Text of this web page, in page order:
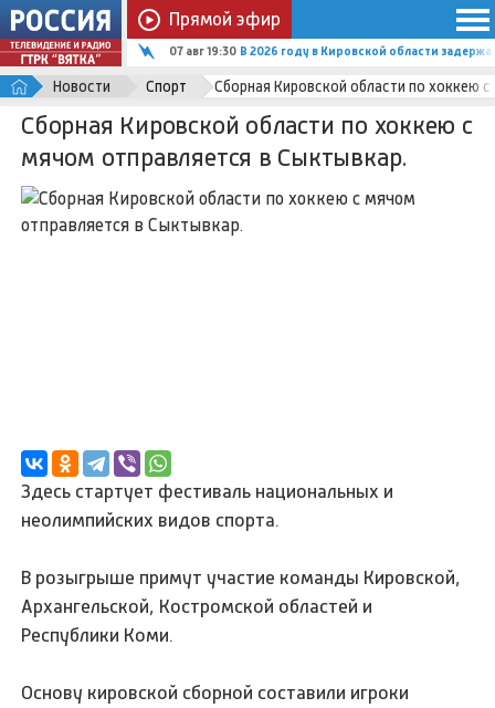
Прямой эфир
07 авг 19:30 В 2026 году в Кировской области
Новости Спорт Сборная Кировской области по хоккею
Сборная Кировской области по хоккею с
мячом отправляется в Сыктывкар.
Здесь стартует фестиваль национальных и
неолимпийских видов спорта.
В розыгрыше примут участие команды Кировской,
Архангельской, Костромской областей и
Республики Коми.
Основу кировской сборной составили игроки